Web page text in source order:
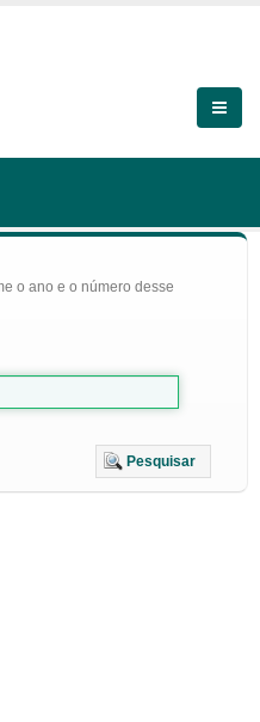
o ano e o número desse
Pesquisar